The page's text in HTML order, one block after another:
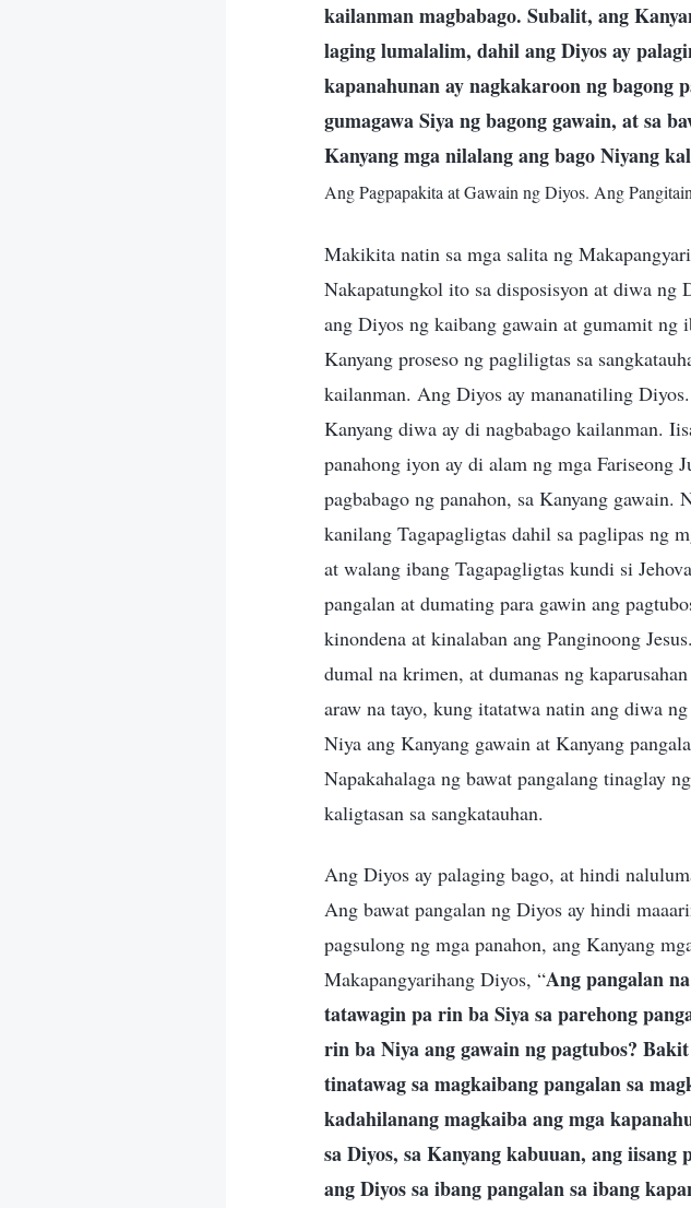
kailanman magbabago. Subalit, ang
laging lumalalim, dahil ang Diyos ay
kapanahunan ay nagkakaroon ng bagong
gumagawa Siya ng bagong gawain, at sa
Kanyang mga nilalang ang bago Niyang
Ang Pagpapakita at Gawain ng Diyos. Ang
Makikita natin sa mga salita ng
Nakapatungkol ito sa disposisyon at diwa ng
ang Diyos ng kaibang gawain at gumamit ng
Kanyang proseso ng pagliligtas sa
kailanman. Ang Diyos ay mananatiling Diyos.
Kanyang diwa ay di nagbabago kailanman.
panahong iyon ay di alam ng mga Fariseong
pagbabago ng panahon, sa Kanyang
kanilang Tagapagligtas dahil sa paglipas ng
at walang ibang Tagapagligtas kundi si
pangalan at dumating para gawin ang
kinondena at kinalaban ang Panginoong
dumal na krimen, at dumanas ng
araw na tayo, kung itatatwa natin ang diwa
Niya ang Kanyang gawain at Kanyang
Napakahalaga ng bawat pangalang tinaglay
kaligtasan sa sangkatauhan.
Ang Diyos ay palaging bago, at hindi
Ang bawat pangalan ng Diyos ay hindi
pagsulong ng mga panahon, ang Kanyang
Makapangyarihang Diyos, “Ang pangalan
tatawagin pa rin ba Siya sa parehong
rin ba Niya ang gawain ng pagtubos?
tinatawag sa magkaibang pangalan sa
kadahilanang magkaiba ang mga
sa Diyos, sa Kanyang kabuuan, ang
ang Diyos sa ibang pangalan sa ibang